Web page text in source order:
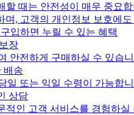
할 때는 안전성이 매우 중요
, 고객의 개인정보 보호에
입하면 누릴 수 있는 혜택
장
안전하게 구매하실 수 있습
배송
일 또는 익일 수령이 가능합
상담
인 고객 서비스를 경험하실